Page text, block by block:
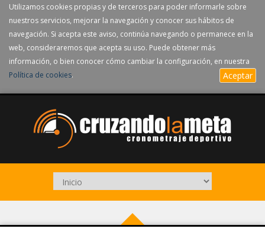
Utilizamos cookies propias y de terceros para poder informarle sobre
nuestros servicios, mejorar la navegación y conocer sus hábitos de
navegación. Si acepta este aviso, continúa navegando o permanece en la
web, consideraremos que acepta su uso. Puede obtener más
información, o bien conocer cómo cambiar la configuración, en nuestra
Política de cookies. Aceptar